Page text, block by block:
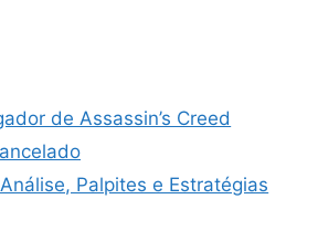
de Assassin’s Creed
Palpites e Estratégias